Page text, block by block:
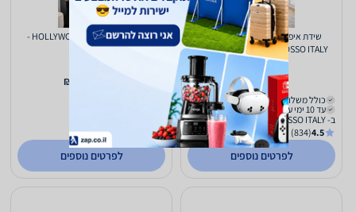
שידת איפור דגם MSH-10-28 מבית
ROSSO ITALY ישירות מהיבואן צבע עץ
198
₪
כולל משלוח (₪49)
עד 10 ימי עסקים
ב- ROSSO ITALY
4.5
(834)
לפרטים נוספים
שידת איפור 1.5 מטר HOLLYWOOD -
שחור
₪
2.8
לפרטים נוספים